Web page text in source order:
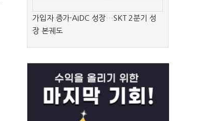
가입자 증가·AIDC 성장…SKT 2분기 성
장 본궤도